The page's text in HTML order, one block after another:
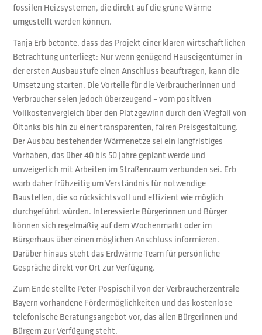
fossilen Heizsystemen, die direkt auf die grüne Wärme
umgestellt werden können.
Tanja Erb betonte, dass das Projekt einer klaren wirtschaftlichen
Betrachtung unterliegt: Nur wenn genügend Hauseigentümer in
der ersten Ausbaustufe einen Anschluss beauftragen, kann die
Umsetzung starten. Die Vorteile für die Verbraucherinnen und
Verbraucher seien jedoch überzeugend – vom positiven
Vollkostenvergleich über den Platzgewinn durch den Wegfall von
Öltanks bis hin zu einer transparenten, fairen Preisgestaltung.
Der Ausbau bestehender Wärmenetze sei ein langfristiges
Vorhaben, das über 40 bis 50 Jahre geplant werde und
unweigerlich mit Arbeiten im Straßenraum verbunden sei. Erb
warb daher frühzeitig um Verständnis für notwendige
Baustellen, die so rücksichtsvoll und effizient wie möglich
durchgeführt würden. Interessierte Bürgerinnen und Bürger
können sich regelmäßig auf dem Wochenmarkt oder im
Bürgerhaus über einen möglichen Anschluss informieren.
Darüber hinaus steht das Erdwärme-Team für persönliche
Gespräche direkt vor Ort zur Verfügung.
Zum Ende stellte Peter Pospischil von der Verbraucherzentrale
Bayern vorhandene Fördermöglichkeiten und das kostenlose
telefonische Beratungsangebot vor, das allen Bürgerinnen und
Bürgern zur Verfügung steht.